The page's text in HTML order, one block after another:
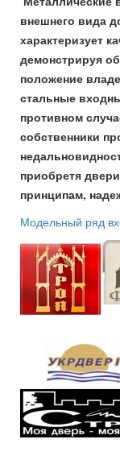
внешнего вида
характеризует
демонстрируя
положение
стальные
противном
собственники
приобретя
принципам,
Модельный ряд